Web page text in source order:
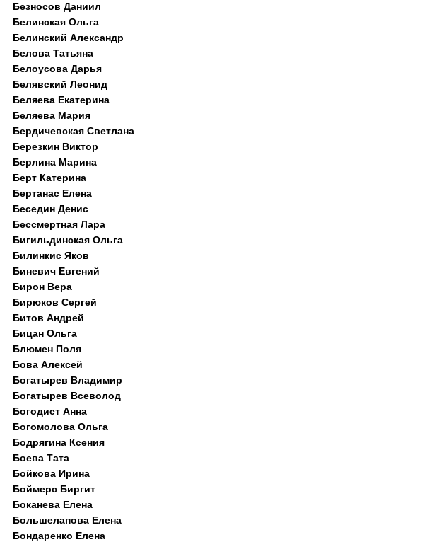
Безносов Даниил
Белинская Ольга
Белинский Александр
Белова Татьяна
Белоусова Дарья
Белявский Леонид
Беляева Екатерина
Беляева Мария
Бердичевская Светлана
Березкин Виктор
Берлина Марина
Берт Катерина
Бертанас Елена
Беседин Денис
Бессмертная Лара
Бигильдинская Ольга
Билинкис Яков
Биневич Евгений
Бирон Вера
Бирюков Сергей
Битов Андрей
Бицан Ольга
Блюмен Поля
Бова Алексей
Богатырев Владимир
Богатырев Всеволод
Богодист Анна
Богомолова Ольга
Бодрягина Ксения
Боева Тата
Бойкова Ирина
Боймерс Биргит
Боканева Елена
Большелапова Елена
Бондаренко Елена